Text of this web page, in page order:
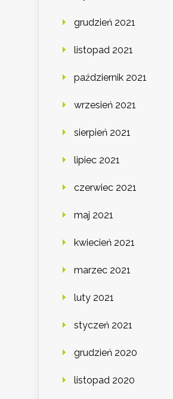
grudzień 2021
listopad 2021
październik 2021
wrzesień 2021
sierpień 2021
lipiec 2021
czerwiec 2021
maj 2021
kwiecień 2021
marzec 2021
luty 2021
styczeń 2021
grudzień 2020
listopad 2020